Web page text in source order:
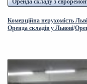
Оренда складу з
Комерційна нерухомість
Оренда складів у Львові/